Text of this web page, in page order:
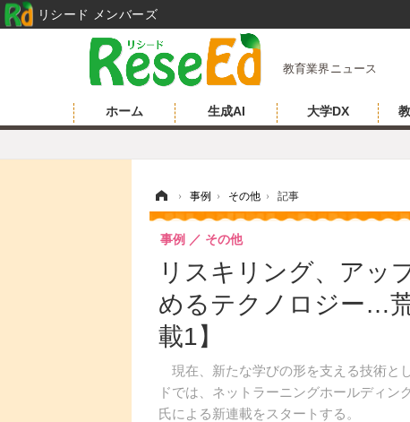
教育業界ニュース
ホーム 生成AI 大学DX
› 事例 › その他 › 記事
リスキリング、アッ
めるテクノロジー…
載1】
現在、新たな学びの形を支える技術と
ドでは、ネットラーニングホールディ
氏による新連載をスタートする。
事例 その他
リシード メンバーズ